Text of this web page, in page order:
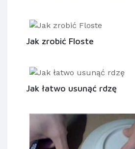
Jak zrobić Floste
Jak łatwo usunąć rdzę